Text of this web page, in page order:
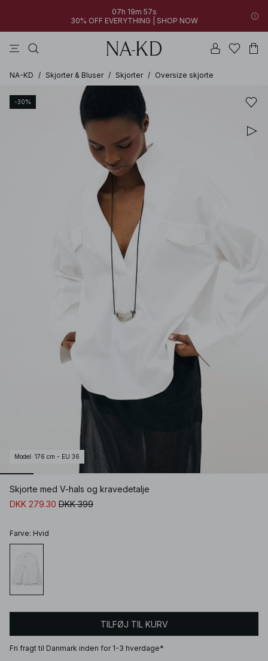
07h 19m 57s
30% OFF EVERYTHING | SHOP NOW
NA-KD / Skjorter & Bluser / Skjorter / Oversize skjorte
-30%
Model : 176 cm - EU 36
Skjorte med V-hals og kravedetalje
DKK 279.30 DKK 399
Farve: Hvid
TILFØJ TIL KURV
Fri fragt til Danmark inden for 1-3 hverdage*